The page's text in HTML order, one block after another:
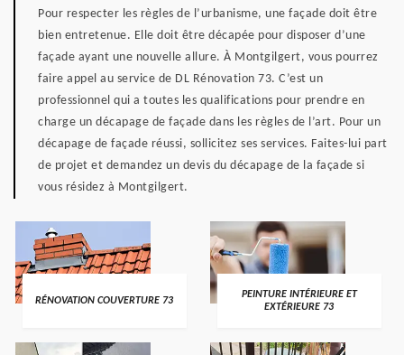
Pour respecter les règles de l’urbanisme, une façade doit être
bien entretenue. Elle doit être décapée pour disposer d’une
façade ayant une nouvelle allure. À Montgilgert, vous pourrez
faire appel au service de DL Rénovation 73. C’est un
professionnel qui a toutes les qualifications pour prendre en
charge un décapage de façade dans les règles de l’art. Pour un
décapage de façade réussi, sollicitez ses services. Faites-lui part
de projet et demandez un devis du décapage de la façade si
vous résidez à Montgilgert.
RÉNOVATION COUVERTURE 73
PEINTURE INTÉRIEURE ET
EXTÉRIEURE 73